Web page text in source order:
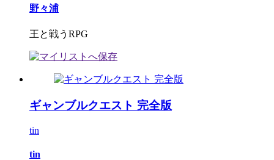
野々浦
王と戦うRPG
ギャンブルクエスト 完全版
tin
tin